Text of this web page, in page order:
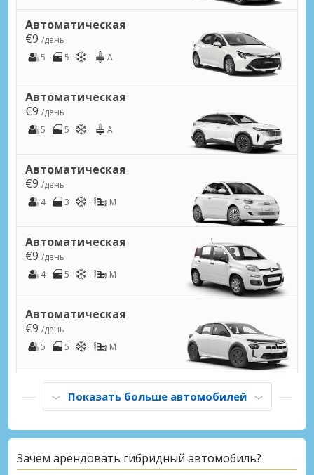
Автоматическая
€9 /день
5
5 A
Автоматическая
€9 /день
5
5 A
Автоматическая
€9 /день
4
3 M
Автоматическая
€9 /день
4
5 M
Автоматическая
€9 /день
5
5 M
Показать больше автомобилей
Зачем арендовать гибридный автомобиль?